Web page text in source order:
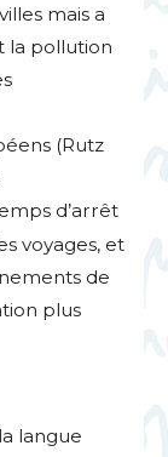
mais a
la pollution
(Rutz
d’arrêt
voyages, et
de
plus
langue